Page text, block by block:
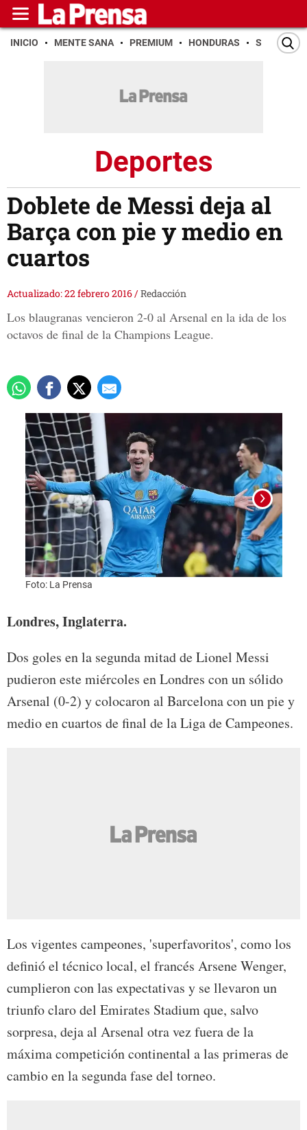
INICIO MENTE SANA PREMIUM HONDURAS SAN PEDRO
Deportes
Doblete de Messi deja al
Barça con pie y medio en
cuartos
Actualizado: 22 febrero 2016/Redacción
Los blaugranas vencieron 2-0 al Arsenal en la ida de los
octavos de final de la Champions League.
Foto: La Prensa
Londres, Inglaterra.
Dos goles en la segunda mitad de Lionel Messi
pudieron este miércoles en Londres con un sólido
Arsenal (0-2) y colocaron al Barcelona con un pie y
medio en cuartos de final de la Liga de Campeones.
Los vigentes campeones, 'superfavoritos', como los
definió el técnico local, el francés Arsene Wenger,
cumplieron con las expectativas y se llevaron un
triunfo claro del Emirates Stadium que, salvo
sorpresa, deja al Arsenal otra vez fuera de la
máxima competición continental a las primeras de
cambio en la segunda fase del torneo.